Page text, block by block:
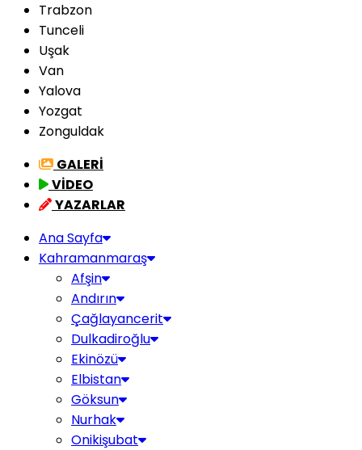
Trabzon
Tunceli
Uşak
Van
Yalova
Yozgat
Zonguldak
GALERİ
VİDEO
YAZARLAR
Ana Sayfa
Kahramanmaraş
Afşin
Andırın
Çağlayancerit
Dulkadiroğlu
Ekinözü
Elbistan
Göksun
Nurhak
Onikişubat